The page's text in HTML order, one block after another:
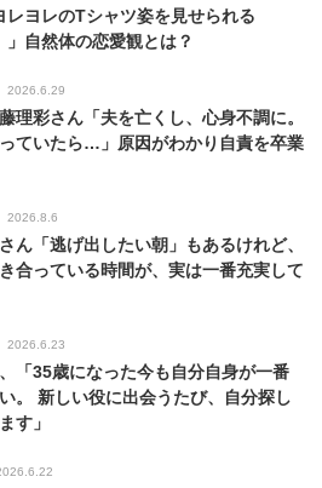
レヨレのTシャツ姿を見せられる
」自然体の恋愛観とは？
2026.6.29
理彩さん「夫を亡くし、心身不調に。
ていたら…」原因がわかり自責を卒業
2026.8.6
ん「逃げ出したい朝」もあるけれど、
合っている時間が、実は一番充実して
2026.6.23
「35歳になった今も自分自身が一番
。 新しい役に出会うたび、自分探し
す」